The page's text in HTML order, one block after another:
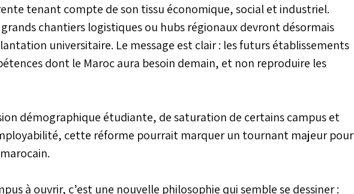
tenant compte de son tissu économique, social et industriel.
chantiers logistiques ou hubs régionaux devront désormais
universitaire. Le message est clair : les futurs établissements
dont le Maroc aura besoin demain, et non reproduire les
démographique étudiante, de saturation de certains campus et
cette réforme pourrait marquer un tournant majeur pour
à ouvrir, c’est une nouvelle philosophie qui semble se dessiner :